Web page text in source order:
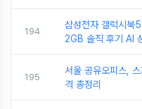
194
삼성전자 갤럭시
2GB 솔직 후기 AI
195
서울 공유오피스,
격 총정리